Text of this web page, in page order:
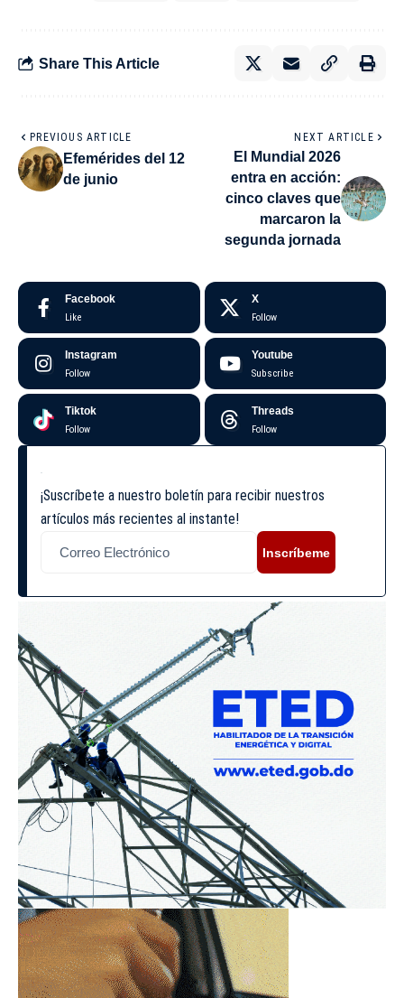
Share This Article
PREVIOUS ARTICLE
Efemérides del 12
de junio
NEXT ARTICLE
El Mundial 2026
entra en acción:
cinco claves que
marcaron la
segunda jornada
Facebook
Like
X
Follow
Instagram
Follow
Youtube
Subscribe
Tiktok
Follow
Threads
Follow
¡Suscríbete a nuestro boletín para recibir nuestros
artículos más recientes al instante!
Inscríbeme